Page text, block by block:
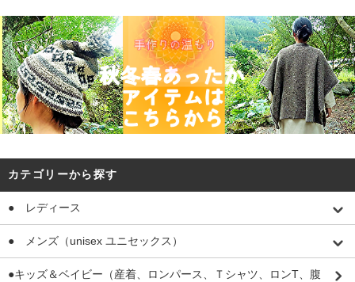
カテゴリーから探す
● レディース
● メンズ（unisex ユニセックス）
●キッズ＆ベイビー（産着、ロンパース、Ｔシャツ、ロンT、腹